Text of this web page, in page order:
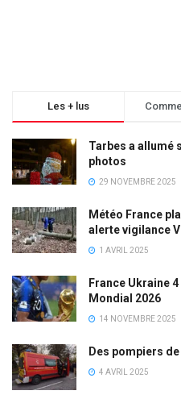
Les + lus
Tarbes a allumé
photos
29 NOVEMBRE 2025
Météo France
alerte vigilance
1 AVRIL 2025
France Ukraine
Mondial 2026
14 NOVEMBRE 2025
Des pompiers
4 AVRIL 2025